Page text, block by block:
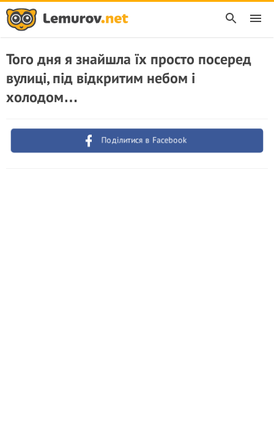
Того дня я знайшла їх просто посеред
вулиці, під відкритим небом і
холодом…
Поділитися в Facebook